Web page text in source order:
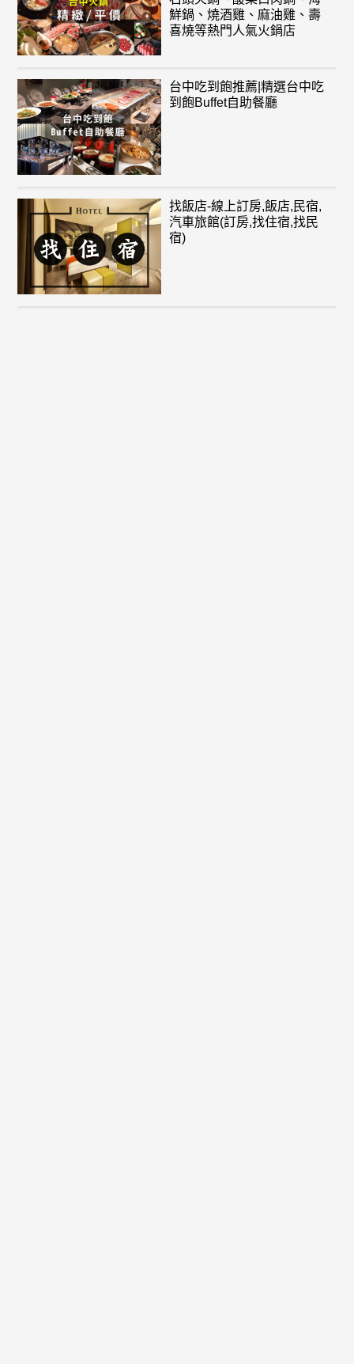
鮮鍋、燒酒雞、麻油雞、壽
喜燒等熱門人氣火鍋店
台中吃到飽推薦|精選台中吃
到飽Buffet自助餐廳
找飯店-線上訂房,飯店,民宿,
汽車旅館(訂房,找住宿,找民
宿)